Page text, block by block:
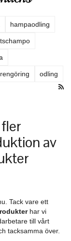
hampaodling
odling
av
Tack vare ett
har vi
till vårt
tacksamma över.